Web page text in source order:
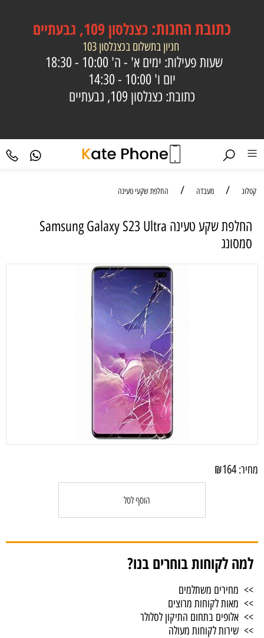
כתובתהחנות: כצנלסון 109, גבעתיים
חניון בתשלום בכצנלסון 103
שעות פעילות: ימים א' - ה' 10:00 - 18:30
יום ו' 10:00 - 14:30
כתובת: כצנלסון 109, גבעתיים
קטלוג / מעבדה / החלפת שקעי טעינה
‏החלפת שקע טעינה Samsung Galaxy S23 Ultra
סמסונג
מחיר: ₪164
הוסף לסל
למה לקוחות בוחרים בנו?
>> מחירים משתלמים
>> מאות לקוחות מרוצים
>> אלופים בתחום התיקון לסלולר
>> שירות לקוחות מעולה